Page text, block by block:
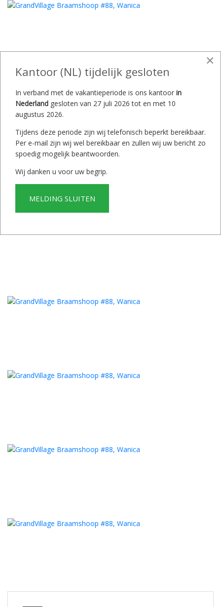
×
Kantoor (NL) tijdelijk gesloten
In verband met de vakantieperiode is ons kantoor in
Nederland gesloten van 27 juli 2026 tot en met 10
augustus 2026.
Tijdens deze periode zijn wij telefonisch beperkt bereikbaar.
Per e-mail zijn wij wel bereikbaar en zullen wij uw bericht zo
spoedig mogelijk beantwoorden.
Wij danken u voor uw begrip.
MELDING SLUITEN